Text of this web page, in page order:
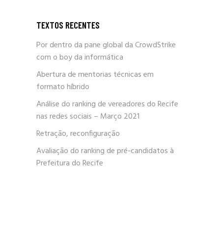
TEXTOS RECENTES
Por dentro da pane global da CrowdStrike
com o boy da informática
Abertura de mentorias técnicas em
formato híbrido
Análise do ranking de vereadores do Recife
nas redes sociais – Março 2021
Retração, reconfiguração
Avaliação do ranking de pré-candidatos à
Prefeitura do Recife